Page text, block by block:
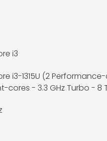
i3
i3-1315U (2
cores - 3.3 GHz Turbo - 8